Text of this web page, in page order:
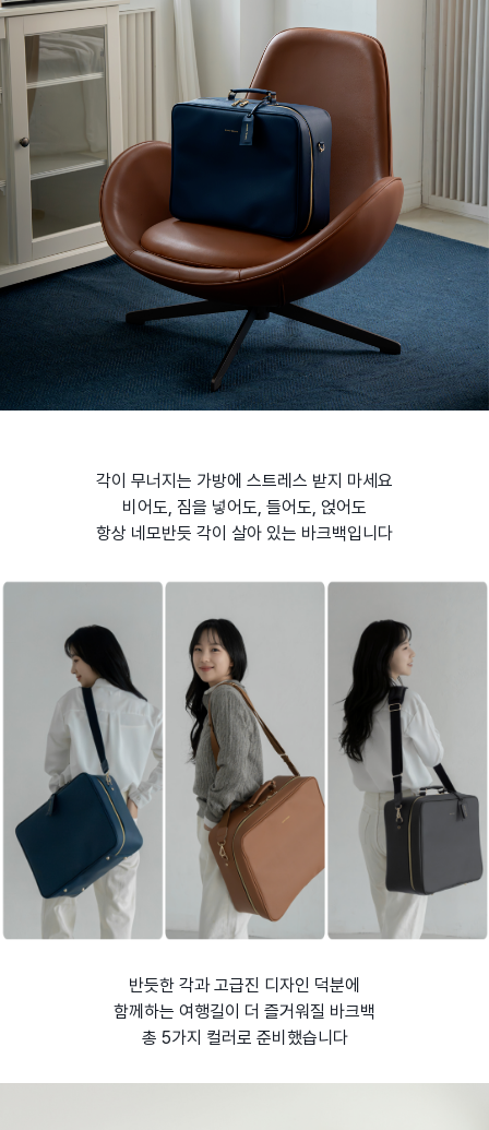
각이 무너지는 가방에 스트레스 받지 마세요
비어도, 짐을 넣어도, 들어도, 얹어도
항상 네모반듯 각이 살아 있는 바크백입니다
반듯한 각과 고급진 디자인 덕분에
함께하는 여행길이 더 즐거워질 바크백
총 5가지 컬러로 준비했습니다